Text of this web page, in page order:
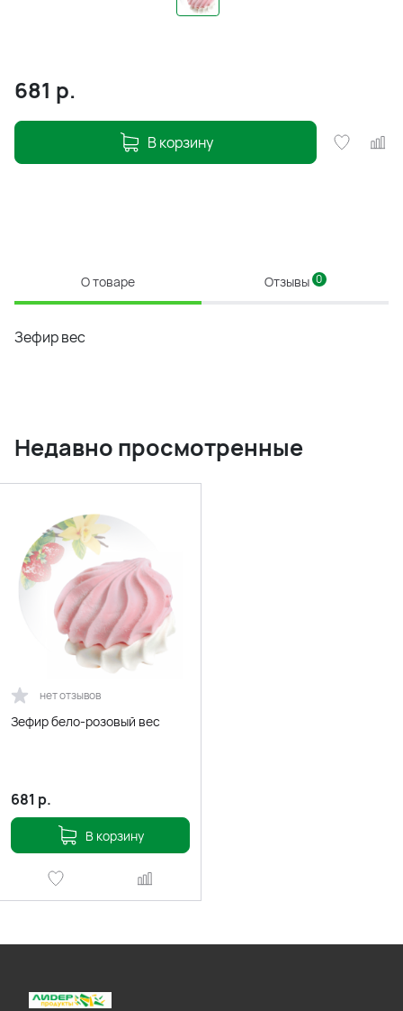
681 р.
В корзину
О товаре Отзывы 0
Зефир вес
Недавно просмотренные
нет отзывов
Зефир бело-розовый вес
681 р.
В корзину